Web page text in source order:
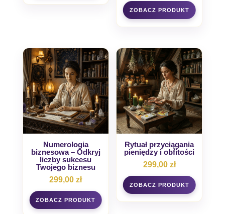
Numerologia
biznesowa – Odkryj
liczby sukcesu
Twojego biznesu
299,00zł
Rytuał przyciągania
pieniędzy i obfitości
299,00 zł